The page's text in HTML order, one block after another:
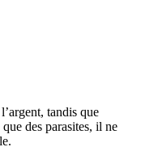
tandis que
des parasites, il ne